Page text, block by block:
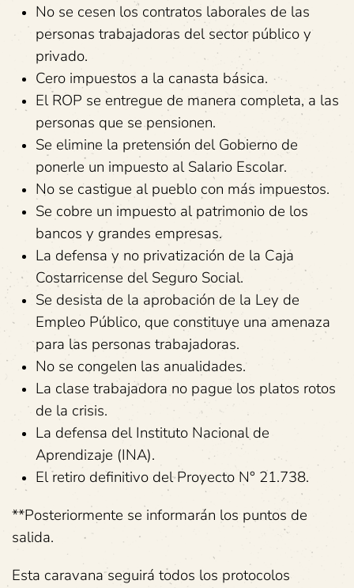
No se cesen los contratos laborales de las
personas trabajadoras del sector público y
privado.
Cero impuestos a la canasta básica.
El ROP se entregue de manera completa, a las
personas que se pensionen.
Se elimine la pretensión del Gobierno de
ponerle un impuesto al Salario Escolar.
No se castigue al pueblo con más impuestos.
Se cobre un impuesto al patrimonio de los
bancos y grandes empresas.
La defensa y no privatización de la Caja
Costarricense del Seguro Social.
Se desista de la aprobación de la Ley de
Empleo Público, que constituye una amenaza
para las personas trabajadoras.
No se congelen las anualidades.
La clase trabajadora no pague los platos rotos
de la crisis.
La defensa del Instituto Nacional de
Aprendizaje (INA).
El retiro definitivo del Proyecto N° 21.738.
**Posteriormente se informarán los puntos de
salida.
Esta caravana seguirá todos los protocolos